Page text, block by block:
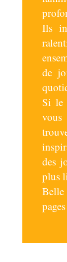
Ils
de
Si le
des
plus